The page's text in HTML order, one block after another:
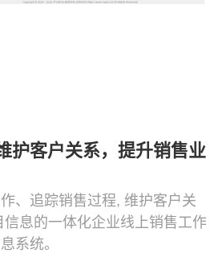
护客户关系，提升销售业
、追踪销售过程, 维护客户关
信息的一体化企业线上销售工作
系统。